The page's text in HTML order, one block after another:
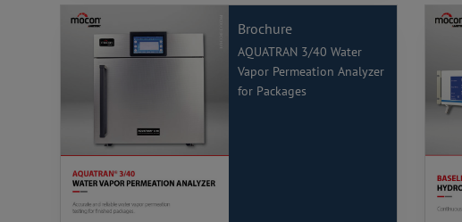
Brochure
AQUATRAN 3/40 Water
Vapor Permeation Analyzer
for Packages